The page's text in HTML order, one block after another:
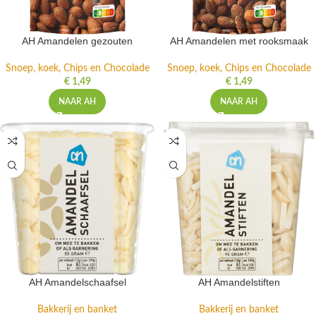
AH Amandelen gezouten
Snoep, koek, Chips en Chocolade
€1,49
NAAR AH
AH Amandelen met rooksmaak
Snoep, koek, Chips en Chocolade
€1,49
NAAR AH
AH Amandelschaafsel
Bakkerij en banket
AH Amandelstiften
Bakkerij en banket